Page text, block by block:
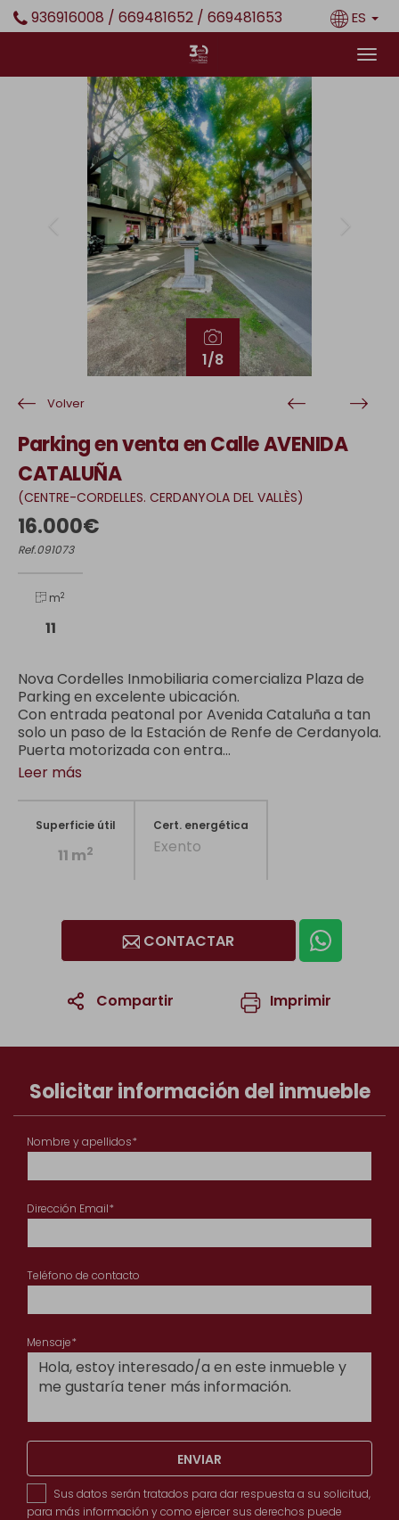
936916008 / 669481652 / 669481653 ES
1/8
Previous
Volver
Parking en venta en Calle AVENIDA
CATALUÑA
(CENTRE-CORDELLES. CERDANYOLA DEL VALLÈS)
16.000€
Ref.091073
m2
11
Nova Cordelles Inmobiliaria comercializa Plaza de
Parking en excelente ubicación.
Con entrada peatonal por Avenida Cataluña a tan
solo un paso de la Estación de Renfe de Cerdanyola.
Puerta motorizada con entra...
Leer más
Superficie útil
11 m2
Cert. energética
Exento
CONTACTAR
Compartir Imprimir
Solicitar información del inmueble
Nombre y apellidos*
Dirección Email*
Teléfono de contacto
Mensaje*
ENVIAR
Sus datos serán tratados para dar respuesta a su solicitud,
para más información y como ejercer sus derechos puede